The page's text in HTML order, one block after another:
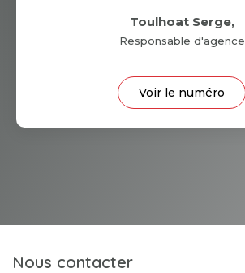
Toulhoat Serge,
Responsable d'agence
Voir le numéro
Nous contacter